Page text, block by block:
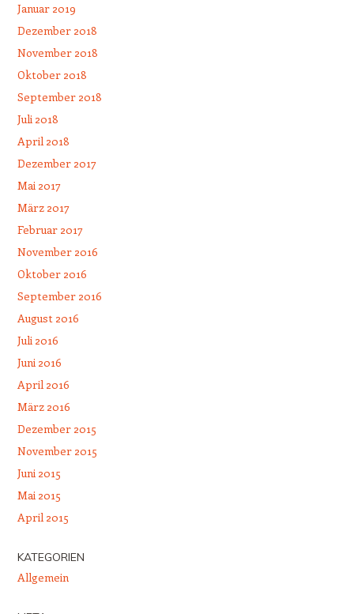
Januar 2019
Dezember 2018
November 2018
Oktober 2018
September 2018
Juli 2018
April 2018
Dezember 2017
Mai 2017
März 2017
Februar 2017
November 2016
Oktober 2016
September 2016
August 2016
Juli 2016
Juni 2016
April 2016
März 2016
Dezember 2015
November 2015
Juni 2015
Mai 2015
April 2015
KATEGORIEN
Allgemein